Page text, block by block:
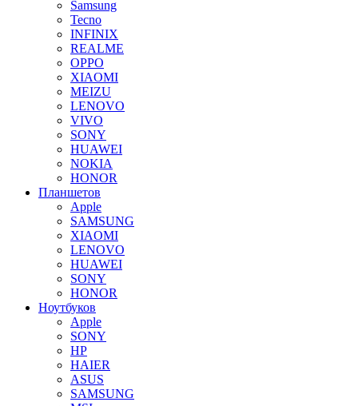
Samsung
Tecno
INFINIX
REALME
OPPO
XIAOMI
MEIZU
LENOVO
VIVO
SONY
HUAWEI
NOKIA
HONOR
Планшетов
Apple
SAMSUNG
XIAOMI
LENOVO
HUAWEI
SONY
HONOR
Ноутбуков
Apple
SONY
HP
HAIER
ASUS
SAMSUNG